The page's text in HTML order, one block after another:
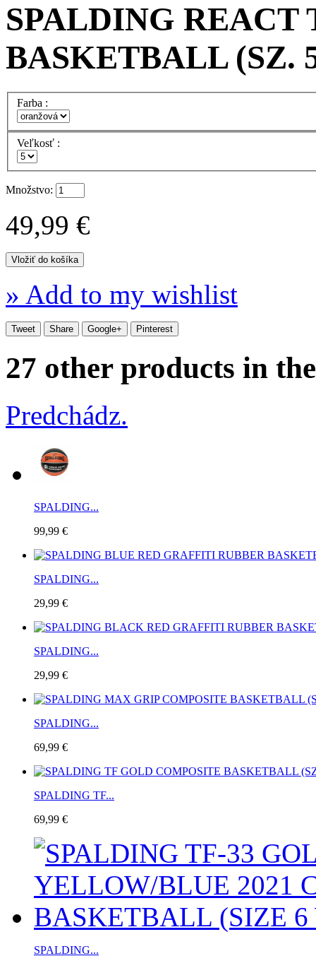
SPALDING REACT
BASKETBALL (SZ.
Farba :
Veľkosť :
Množstvo:
49,99 €
» Add to my wishlist
Tweet Share Google+ Pinterest
27 other products in
Predchádz.
SPALDING...
99,99 €
SPALDING...
29,99 €
SPALDING...
29,99 €
SPALDING...
69,99 €
SPALDING TF...
69,99 €
SPALDING...